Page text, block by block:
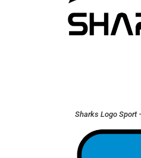
Sharks Logo Sport